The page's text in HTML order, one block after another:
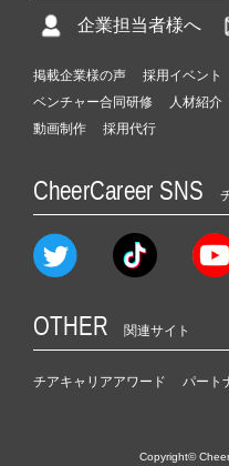
企業担当者様へ
掲載企業様の声 採用イベント
ベンチャー合同研修
人材紹介
動画制作
採用代行
CheerCareer SNS
OTHER 関連サイト
チアキャリアアワード パート
Copyright©